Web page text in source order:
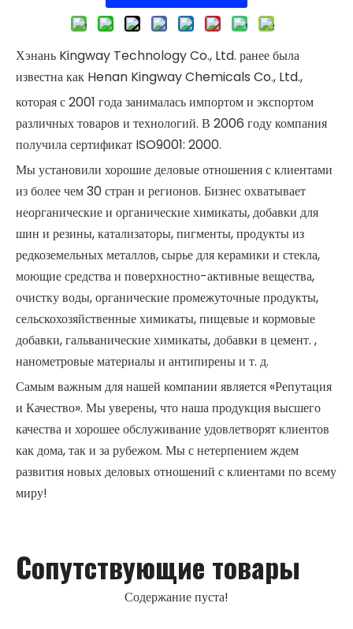
Хэнань Kingway Technology Co., Ltd. ранее была
известна как Henan Kingway Chemicals Co., Ltd.,
которая с 2001 года занималась импортом и экспортом
различных товаров и технологий. В 2006 году компания
получила сертификат ISO9001: 2000.
Мы установили хорошие деловые отношения с клиентами
из более чем 30 стран и регионов. Бизнес охватывает
неорганические и органические химикаты, добавки для
шин и резины, катализаторы, пигменты, продукты из
редкоземельных металлов, сырье для керамики и стекла,
моющие средства и поверхностно-активные вещества,
очистку воды, органические промежуточные продукты,
сельскохозяйственные химикаты, пищевые и кормовые
добавки, гальванические химикаты, добавки в цемент. ,
нанометровые материалы и антипирены и т. д.
Самым важным для нашей компании является «Репутация
и Качество». Мы уверены, что наша продукция высшего
качества и хорошее обслуживание удовлетворят клиентов
как дома, так и за рубежом. Мы с нетерпением ждем
развития новых деловых отношений с клиентами по всему
миру!
Сопутствующие товары
Содержание пуста!